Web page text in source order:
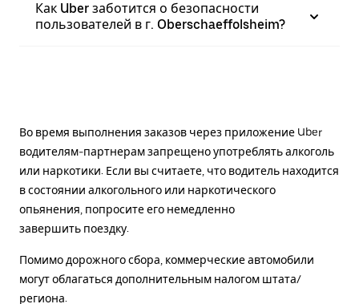
Как Uber заботится о безопасности
пользователей в г. Oberschaeffolsheim?
Во время выполнения заказов через приложение Uber
водителям-партнерам запрещено употреблять алкоголь
или наркотики. Если вы считаете, что водитель находится
в состоянии алкогольного или наркотического
опьянения, попросите его немедленно
завершить поездку.
Помимо дорожного сбора, коммерческие автомобили
могут облагаться дополнительным налогом штата/
региона.